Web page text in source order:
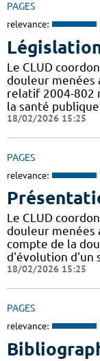
PAGES
relevance:
Le CLUD
douleur menées
relatif 2004-802
la santé
18/02/2026 15:25
PAGES
relevance:
Le CLUD
douleur menées
compte de la
d'évolution d'un
18/02/2026 15:25
PAGES
relevance: